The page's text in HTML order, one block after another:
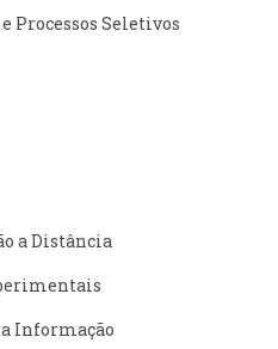
Processos Seletivos
a Distância
Informação